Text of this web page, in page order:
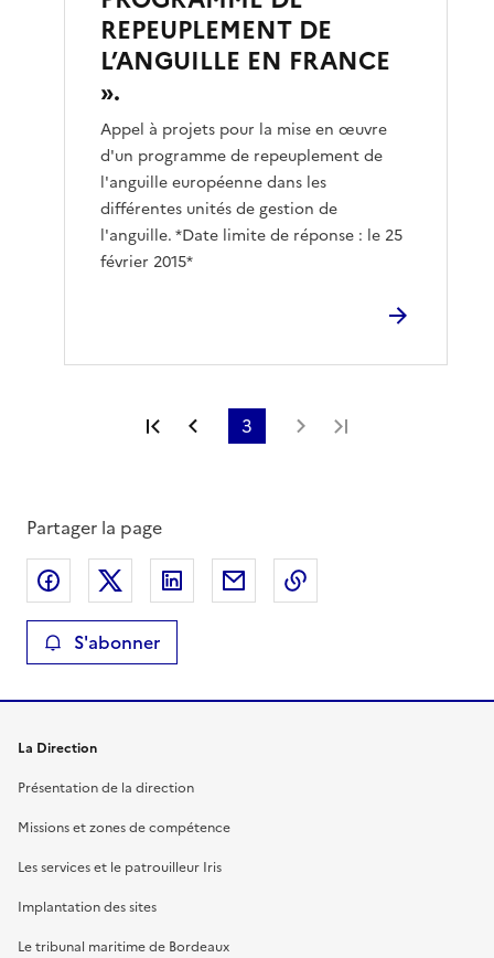
REPEUPLEMENT DE
L’ANGUILLE EN FRANCE
».
Appel à projets pour la mise en œuvre
d'un programme de repeuplement de
l'anguille européenne dans les
différentes unités de gestion de
l'anguille. *Date limite de réponse : le 25
février 2015*
Première page
Page précédente
3 Page suivante
Partager la page
Partager sur Facebook
Partager sur XPartager sur LinkedIn
Partager par email
S'abonner
La Direction
Présentation de la direction
Missions et zones de compétence
Les services et le patrouilleur Iris
Implantation des sites
Le tribunal maritime de Bordeaux